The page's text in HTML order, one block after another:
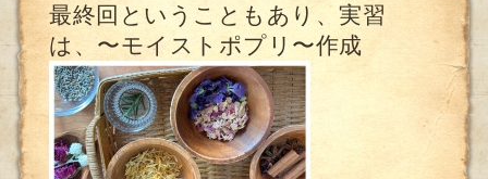
最終回ということもあり、実習
は、〜モイストポプリ〜作成